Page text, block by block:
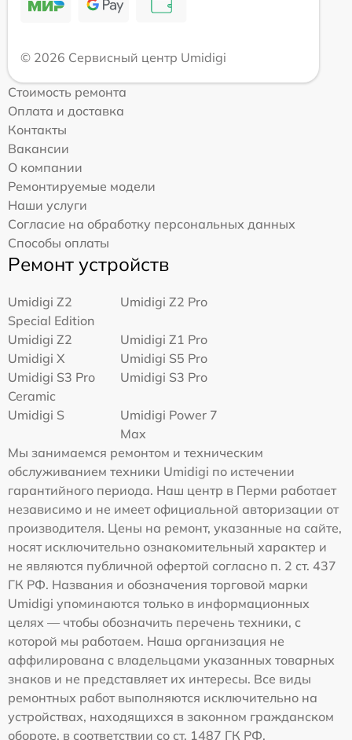
© 2026 Сервисный центр Umidigi
Стоимость ремонта
Оплата и доставка
Контакты
Вакансии
О компании
Ремонтируемые модели
Наши услуги
Согласие на обработку персональных данных
Способы оплаты
Ремонт устройств
Umidigi Z2
Special Edition
Umidigi Z2 Pro
Umidigi Z2
Umidigi Z1 Pro
Umidigi X
Umidigi S5 Pro
Umidigi S3 Pro
Ceramic
Umidigi S3 Pro
Umidigi S
Umidigi Power 7
Max
Мы занимаемся ремонтом и техническим
обслуживанием техники Umidigi по истечении
гарантийного периода. Наш центр в Перми работает
независимо и не имеет официальной авторизации от
производителя. Цены на ремонт, указанные на сайте,
носят исключительно ознакомительный характер и
не являются публичной офертой согласно п. 2 ст. 437
ГК РФ. Названия и обозначения торговой марки
Umidigi упоминаются только в информационных
целях — чтобы обозначить перечень техники, с
которой мы работаем. Наша организация не
аффилирована с владельцами указанных товарных
знаков и не представляет их интересы. Все виды
ремонтных работ выполняются исключительно на
устройствах, находящихся в законном гражданском
обороте, в соответствии со ст. 1487 ГК РФ.